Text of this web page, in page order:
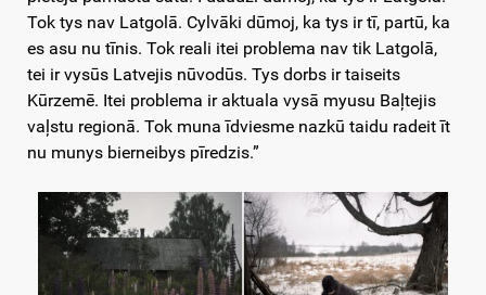
Tok tys nav Latgolā. Cylvāki dūmoj, ka tys ir tī, partū, ka
es asu nu tīnis. Tok reali itei problema nav tik Latgolā,
tei ir vysūs Latvejis nūvodūs. Tys dorbs ir taiseits
Kūrzemē. Itei problema ir aktuala vysā myusu Baļtejis
vaļstu regionā. Tok muna īdviesme nazkū taidu radeit īt
nu munys bierneibys pīredzis.”